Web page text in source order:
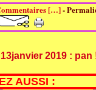
[…]-
AUSSI :